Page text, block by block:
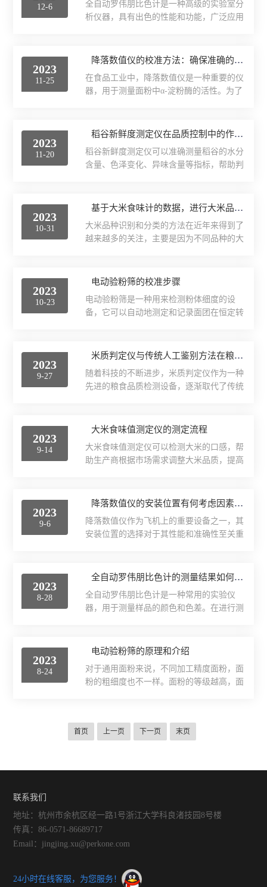
12-6
全自动罗伟朋比色计是一种高级的实验室分
析仪器，具有出色的性能和功能，广泛应用
验室技术人员的青睐。选购指南：1.测量范
的比色计。一些比色计可能适用于较低浓度
的样品，而另一些则可能适用于较高浓度的
具有高精度波长校准功能的比色计。3.光谱
分辨率：一些比色计可能具有较高的光谱分
辨率，可以更准确地...
2023
11-25
降落数值仪的校准方法：确保准确的测量结果
在食品工业中，降落数值仪是一种重要的仪
器，用于测量面粉中α-淀粉酶的活性。为了
法：1.准备校准物品：准备一支经过校准的
箱或恒温箱、以及一个标准的样品。2.设定
烤箱或恒温箱：将烤箱或恒温箱设定在
校准：将仪器的温度传感器插入标准样品
中，等待5分钟。然后将精密温度计插入标
准样品中，记录...
2023
11-20
稻谷新鲜度测定仪在品质控制中的作用
稻谷新鲜度测定仪可以准确测量稻谷的水分
含量、色泽变化、异味含量等指标，帮助判
重要作用。这种仪器可以快速准确地检测稻
食储藏、加工和流通等环节，稻谷新鲜度测
定仪提供了强有力的技术支持。它具有操作
割时间，提高生产效率。同时，它也为大米
加工企业提供了重要参数，保证产品的质量
和稳定性。除此之外，稻谷...
2023
10-31
基于大米食味计的数据，进行大米品种识别和分类的方法
大米品种识别和分类的方法在近年来得到了
越来越多的关注，主要是因为不同品种的大
说，能够准确识别和分类大米品种是非常重
识别和分类的方法，主要是通过分析大米的
化学成分和物理特性来完成的。食味计是一
的硬度、粘度、口感等物理特性，来评估大
米的口感和质量。在具体的方法上，可以采
用多种不同的算法和技术来...
2023
10-23
电动验粉筛的校准步骤
电动验粉筛是一种用来检测粉体细度的设
备，它可以自动地测定和记录面团在恒定转
规格的筛子上筛理，达到不同的颗粒分离。
度。结构上采用重心低、精度高的蜗轮副作
变速传动，通过偏心连杆机构作平面回转运
靠，操作更方便。电子定时控制，定时精度
高。电动验粉筛的校准步骤：1.准备一个标
准筛，将电动验粉筛放置在其上...
2023
9-27
米质判定仪与传统人工鉴别方法在粮食品质检测方面的对比分析
随着科技的不断进步，米质判定仪作为一种
先进的粮食品质检测设备，逐渐取代了传统
析。首先，我们来看看传统的人工鉴别方
手感等方式来评估和判定粮食的品质。虽然
经验丰富的操作员可以准确地识别出各种类
存在差异，并且需要投入大量时间和资源进
行培训。此外，在大规模生产中，高效率、
一致性和可重复性也是一个挑...
2023
9-14
大米食味值测定仪的测定流程
大米食味值测定仪可以检测大米的口感，帮
助生产商根据市场需求调整大米品质，提高
时间等生产因素相关，检测大米质量，通过
质。大米食味值测定仪的原理是利用近红外
透过式扫描原理，快速无损检测稻谷和大米
质、直链淀粉和味值等指标进行测量，从而
实现对大米品质的客观描述。测定流程：1.
仪器插上电源后，选择相应的...
2023
9-6
降落数值仪的安装位置有何考虑因素？
降落数值仪作为飞机上的重要设备之一，其
安装位置的选择对于其性能和准确性至关重
能够接收到准确的高度信号。该仪器通过测
安装位置应该避免影响到传感器接收到准确
的压力信号。较理想的安装位置是在飞机底
的便捷性和可维护性。由于该仪器是一个需
要定期维护和校准的设备，因此安装位置应
方便维修人员进行操作和维...
2023
8-28
全自动罗伟朋比色计的测量结果如何进行记录和保存？
全自动罗伟朋比色计是一种常用的实验仪
器，用于测量样品的颜色和色差。在进行测
罗伟朋比色计的测量结果如何进行记录和保
好样品和标准曲线。样品可以是固体、液体
或粉末，根据实际情况选择合适的样品处理
准溶液来建立。在进行测量时，我们需要将
样品放置在测量室中，并选择合适的测量模
2023
8-24
电动验粉筛的原理和介绍
对于通用面粉来说，不同加工精度面粉，面
粉的粗细度也不一样。面粉的等级越高，面
对面粉厂的技术经济指标来说也有很大的影
响。电动验粉筛也得到了推广应用，在粮油
连杆机构作平面回转运动，在机内平衡装置
的作用下，运转更平稳，和托...
首页 上一页 下一页 末页
联系我们
地址：杭州市余杭区经一路1号浙江大学科良渚技园8号楼
传真：86-0571-86689717
Email：jingjing.xu@perkone.com
24小时在线客服，为您服务！